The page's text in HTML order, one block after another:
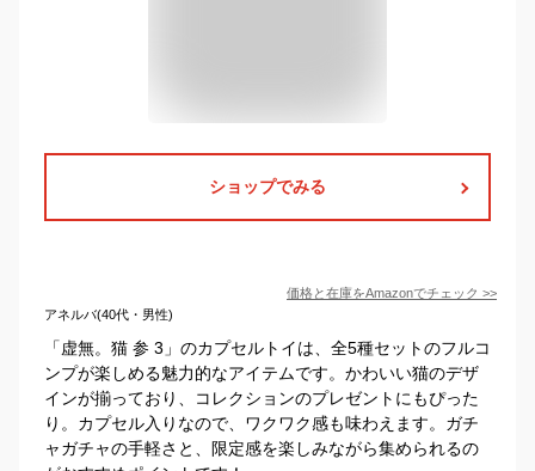
ショップでみる
価格と在庫をAmazonでチェック >>
アネルバ(40代・男性)
「虚無。猫 参 3」のカプセルトイは、全5種セットのフルコ
ンプが楽しめる魅力的なアイテムです。かわいい猫のデザ
インが揃っており、コレクションのプレゼントにもぴった
り。カプセル入りなので、ワクワク感も味わえます。ガチ
ャガチャの手軽さと、限定感を楽しみながら集められるの